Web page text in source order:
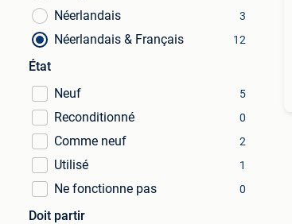
Néerlandais 3
Néerlandais & Français 12
État
Neuf
5
Reconditionné 0
Comme neuf 2
Utilisé 1
Ne fonctionne pas 0
Doit partir